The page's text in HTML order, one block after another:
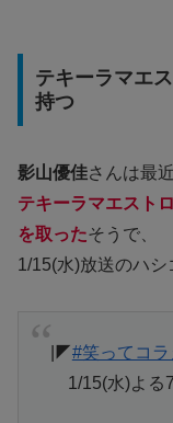
テキーラマエ
持つ
影山優佳さんは最近
テキーラマエスト
を取ったそうで、
1/15(水)放送のハシ
|◤#笑ってコラ
1/15(水)よる